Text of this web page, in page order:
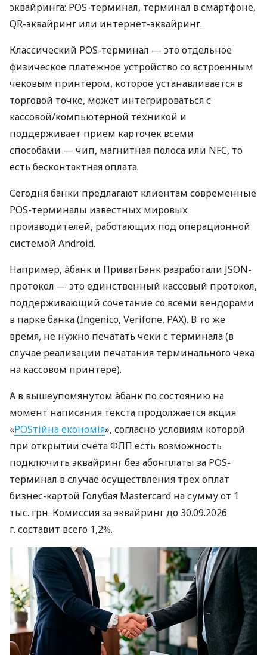
эквайринга: POS-терминал, терминал в смартфоне,
QR-эквайринг или интернет-эквайринг.
Классический POS-терминал — это отдельное
физическое платежное устройство со встроенным
чековым принтером, которое устанавливается в
торговой точке, может интегрироваться с
кассовой/компьютерной техникой и
поддерживает прием карточек всеми
способами — чип, магнитная полоса или NFC, то
есть бесконтактная оплата.
Сегодня банки предлагают клиентам современные
POS-терминалы известных мировых
производителей, работающих под операционной
системой Android.
Например, àбанк и ПриватБанк разработали JSON-
протокол — это единственный кассовый протокол,
поддерживающий сочетание со всеми вендорами
в парке банка (Ingenico, Verifone, PAX). В то же
время, не нужно печатать чеки с терминала (в
случае реализации печатания терминального чека
на кассовом принтере).
А в вышеупомянутом àбанк по состоянию на
момент написания текста продолжается акция
«POSтійна економія», согласно условиям которой
при открытии счета ФЛП есть возможность
подключить эквайринг без абонплаты за POS-
терминал в случае осуществления трех оплат
бизнес-картой Голубая Mastercard на сумму от 1
тыс. грн. Комиссия за эквайринг до 30.09.2026
г. составит всего 1,2%.